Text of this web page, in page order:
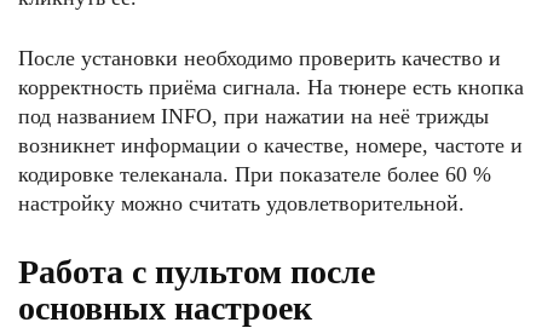
После установки необходимо проверить качество и
корректность приёма сигнала. На тюнере есть кнопка
под названием INFO, при нажатии на неё трижды
возникнет информации о качестве, номере, частоте и
кодировке телеканала. При показателе более 60 %
настройку можно считать удовлетворительной.
Работа с пультом после
основных настроек